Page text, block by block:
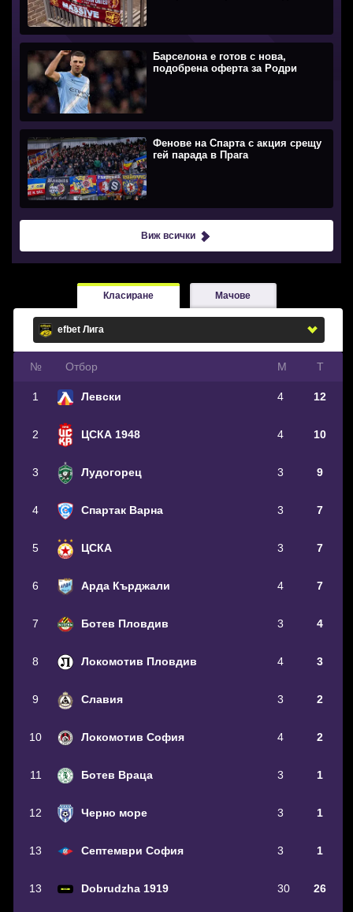
Барселона е готов с нова,
подобрена оферта за Родри
Фенове на Спарта с акция срещу
гей парада в Прага
Виж всички
Класиране Мачове
№ Oтбор М Т
1 Левски 4 12
2 ЦСКА 1948 4 10
3 Лудогорец 3 9
4 Спартак Варна 3 7
5 ЦСКА 3 7
6 Арда Кърджали 4 7
7 Ботев Пловдив 3 4
8 Локомотив Пловдив 4 3
9 Славия 3 2
10 Локомотив София 4 2
11 Ботев Враца 3 1
12 Черно море 3 1
13 Септември София 3 1
13 Dobrudzha 1919 30 26